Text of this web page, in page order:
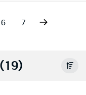
6 7